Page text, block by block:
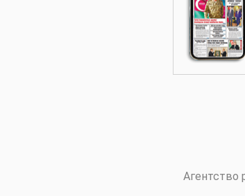
Аналитика
Агентство